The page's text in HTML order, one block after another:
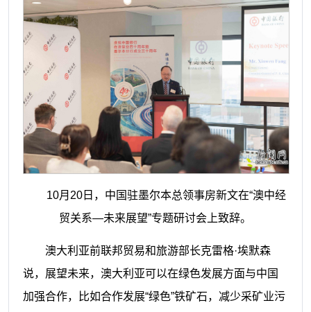
10月20日，中国驻墨尔本总领事房新文在“澳中经
贸关系—未来展望”专题研讨会上致辞。
澳大利亚前联邦贸易和旅游部长克雷格·埃默森
说，展望未来，澳大利亚可以在绿色发展方面与中国
加强合作，比如合作发展“绿色”铁矿石，减少采矿业污